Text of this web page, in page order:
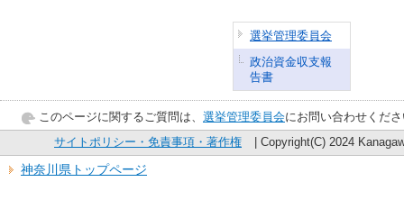
選挙管理委員会
政治資金収支報
告書
このページに関するご質問は、 選挙管理委員会にお問い合わせくだ
サイトポリシー・免責事項・著作権
| Copyright(C) 2024
神奈川県トップページ